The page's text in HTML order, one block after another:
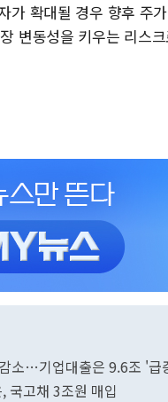
가 확대될 경우 향후 주
변동성을 키우는 리스
소…기업대출은 9.6조 '급
국고채 3조원 매입